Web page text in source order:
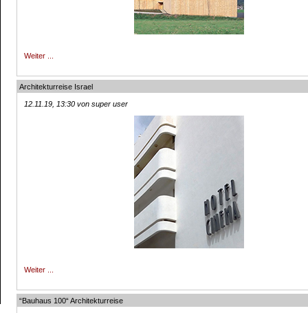
Weiter ...
Architekturreise Israel
12.11.19, 13:30 von super user
Weiter ...
“Bauhaus 100“ Architekturreise